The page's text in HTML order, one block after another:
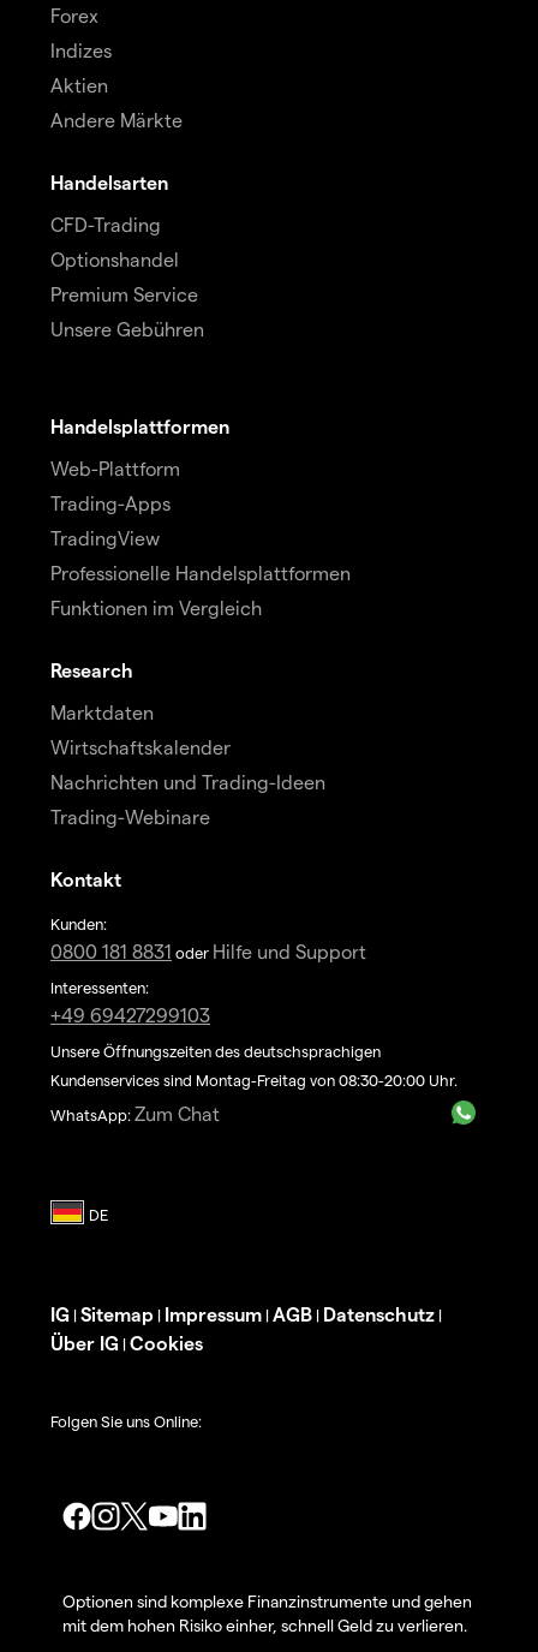
Forex
Indizes
Aktien
Andere Märkte
Handelsarten
CFD-Trading
Optionshandel
Premium Service
Unsere Gebühren
Handelsplattformen
Web-Plattform
Trading-Apps
TradingView
Professionelle Handelsplattformen
Funktionen im Vergleich
Research
Marktdaten
Wirtschaftskalender
Nachrichten und Trading-Ideen
Trading-Webinare
Kontakt
Kunden:
0800 181 8831 oder Hilfe und Support
Interessenten:
+49 69427299103
Unsere Öffnungszeiten des deutschsprachigen
Kundenservices sind Montag-Freitag von 08:30-20:00 Uhr.
WhatsApp: Zum Chat
IG | Sitemap | Impressum | AGB | Datenschutz |
Über IG | Cookies
Folgen Sie uns Online:
Optionen sind komplexe Finanzinstrumente und gehen
mit dem hohen Risiko einher, schnell Geld zu verlieren.